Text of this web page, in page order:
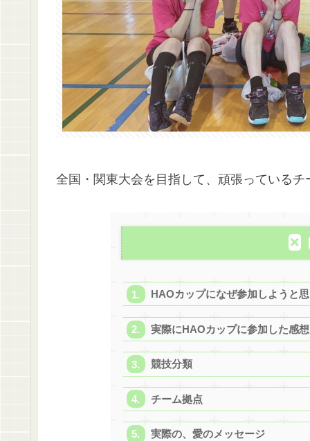
全国・関東大会を目指して、頑張っているチ
HAOカップになぜ参加しようと
実際にHAOカップに参加した感想
競技分類
チーム拠点
実際の、愛のメッセージ